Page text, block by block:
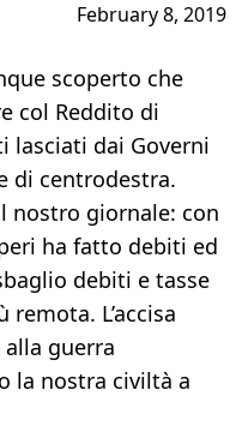
February 8, 2019
scoperto che
col Reddito di
lasciati dai Governi
di centrodestra.
nostro giornale: con
ha fatto debiti ed
debiti e tasse
L’accisa
guerra
la nostra civiltà a